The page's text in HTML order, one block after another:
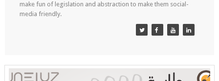
make fun of legislation and abstraction to make them social-
media friendly.